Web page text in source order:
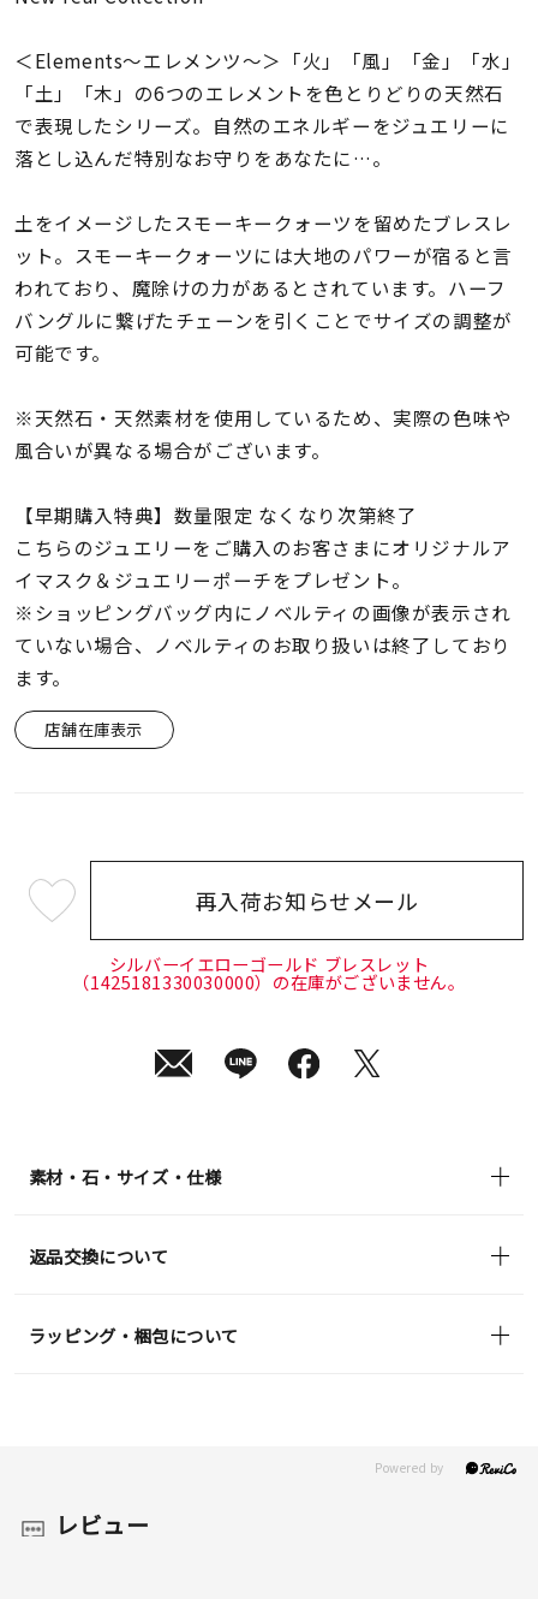
コレクション
レディース
～
メンズ
リングサイズ
～
＜Elements〜エレメンツ〜＞「火」「風」「金」「水」
「土」「木」の6つのエレメントを色とりどりの天然石
で表現したシリーズ。自然のエネルギーをジュエリーに
落とし込んだ特別なお守りをあなたに…。
土をイメージしたスモーキークォーツを留めたブレスレ
ット。スモーキークォーツには大地のパワーが宿ると言
われており、魔除けの力があるとされています。ハーフ
バングルに繋げたチェーンを引くことでサイズの調整が
可能です。
※天然石・天然素材を使用しているため、実際の色味や
風合いが異なる場合がございます。
【早期購入特典】数量限定 なくなり次第終了
こちらのジュエリーをご購入のお客さまにオリジナルア
イマスク＆ジュエリーポーチをプレゼント。
※ショッピングバッグ内にノベルティの画像が表示され
ていない場合、ノベルティのお取り扱いは終了しており
ます。
店舗在庫表示
¥33,000 (tax
in)
再入荷お知らせメール
シルバーイエローゴールド ブレスレット
（1425181330030000）の在庫がございません。
素材・石・サイズ・仕様
返品交換について
ラッピング・梱包について
レビュー